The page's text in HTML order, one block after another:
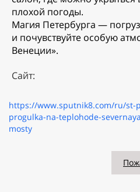
плохой погоды.
Магия Петербурга —
и почувствуйте особую
Венеции».
Сайт:
https://www.sputnik8.com/ru/st-
progulka-na-teplohode-
mosty